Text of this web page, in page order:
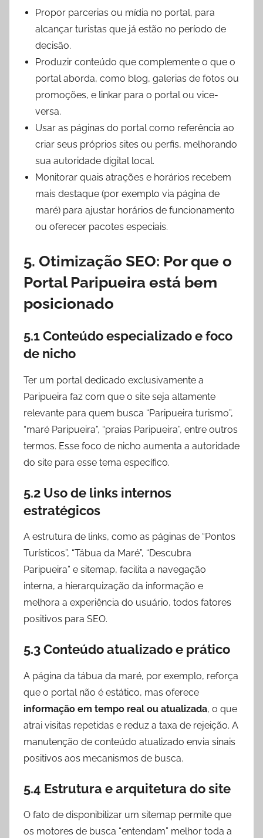
Propor parcerias ou mídia no portal, para
alcançar turistas que já estão no período de
decisão.
Produzir conteúdo que complemente o que o
portal aborda, como blog, galerias de fotos ou
promoções, e linkar para o portal ou vice-
versa.
Usar as páginas do portal como referência ao
criar seus próprios sites ou perfis, melhorando
sua autoridade digital local.
Monitorar quais atrações e horários recebem
mais destaque (por exemplo via página de
maré) para ajustar horários de funcionamento
ou oferecer pacotes especiais.
5. Otimização SEO: Por que o
Portal Paripueira está bem
posicionado
5.1 Conteúdo especializado e foco
de nicho
Ter um portal dedicado exclusivamente a
Paripueira faz com que o site seja altamente
relevante para quem busca “Paripueira turismo”,
“maré Paripueira”, “praias Paripueira”, entre outros
termos. Esse foco de nicho aumenta a autoridade
do site para esse tema específico.
5.2 Uso de links internos
estratégicos
A estrutura de links, como as páginas de “Pontos
Turísticos”, “Tábua da Maré”, “Descubra
Paripueira” e sitemap, facilita a navegação
interna, a hierarquização da informação e
melhora a experiência do usuário, todos fatores
positivos para SEO.
5.3 Conteúdo atualizado e prático
A página da tábua da maré, por exemplo, reforça
que o portal não é estático, mas oferece
informação em tempo real ou atualizada, o que
atrai visitas repetidas e reduz a taxa de rejeição. A
manutenção de conteúdo atualizado envia sinais
positivos aos mecanismos de busca.
5.4 Estrutura e arquitetura do site
O fato de disponibilizar um sitemap permite que
os motores de busca “entendam” melhor toda a